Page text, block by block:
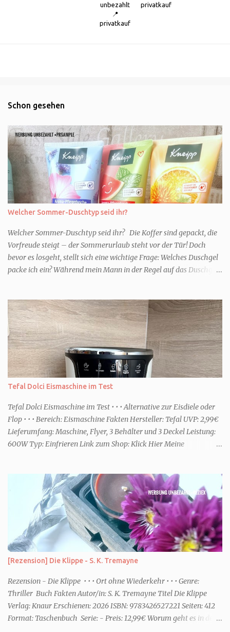
unbezahlt
📍
privatkauf
privatkauf
Schon gesehen
Welcher Sommer-Duschtyp seid ihr?
Welcher Sommer-Duschtyp seid ihr? Die Koffer sind gepackt, die
Vorfreude steigt – der Sommerurlaub steht vor der Tür! Doch
bevor es losgeht, stellt sich eine wichtige Frage: Welches Duschgel
packe ich ein? Während mein Mann in der Regel auf das Duschgel
Urlaub Entspannung und Wellness. Falls ihr ähnlich denkt, lasst
uns doch herausfinden, welcher Duschtyp ihr seid. TYP
GENIESSER Egal, ob Strand oder Städtetrip - für euch gehört
gutes Essen, ein guter Wein oder Cocktail, vielleicht ein gutes Buch
dazu. Ihr liebt es Sonnenuntergänge zu beobachten und genießt
einfach jeden Moment. Dann seid ihr wie ich der Typ Genießer.
Hier empfehle ich tatsächlich Düfte die zur Jahreszeit passen, weil
einem frisch-fruchtigen Duft, wie die Kneipp Aroma-Pflegedusche
“ Sommer Flirt ...
Tefal Dolci Eismaschine im Test
Tefal Dolci Eismaschine im Test • • • Alternative zur Eisdiele oder
Flop • • • Bereich: Eismaschine Fakten Hersteller: Tefal UVP: 2,99€
Lieferumfang: Maschine, Flyer, 3 Behälter und 3 Deckel Leistung:
600W Typ: Einfrieren Link zum Shop: Klick Hier Meine
ausgepackt und aufgebaut. Eine Anleitung ist dabei, die enthält
aber nicht viele Informationen. Ob die Behälter in die
Spülmaschine dürfen oder ähnliches, habe ich dort jedenfalls nicht
entnehmen können. Rezepte gibt es über eine Art Flyer. Dort sind
Online ein paar Rezepte für die unterschiedlichsten Funktionen des
Gerätes. Für den Aufbau habe ich keine fünf Minuten benötigt. Die
Optik Die Optik ist nett. Sie erinnert mich von der Größe her an
eine Kaffeemaschine. Farblich ist sie dezent und passt zum Eis. Ich
würde sagen Retro meets Moderne. Das Bedienfeld hat eine ...
[Rezension] Die Klippe - S. K. Tremayne
Rezension - Die Klippe • • • Ort ohne Wiederkehr • • • Genre:
Thriller Buch Fakten Autor/in: S. K. Tremayne Titel Die Klippe
Verlag: Knaur Erschienen: 2026 ISBN: 9783426527221 Seiten: 412
Format: Taschenbuch Serie: - Preis: 12,99€ Worum geht es in dem